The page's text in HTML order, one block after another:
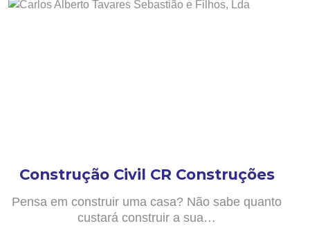
Construção Civil CR Construções
Pensa em construir uma casa? Não sabe quanto
custará construir a sua…